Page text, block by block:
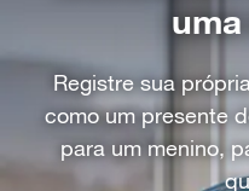
Registre sua
como um presente
para um menino,